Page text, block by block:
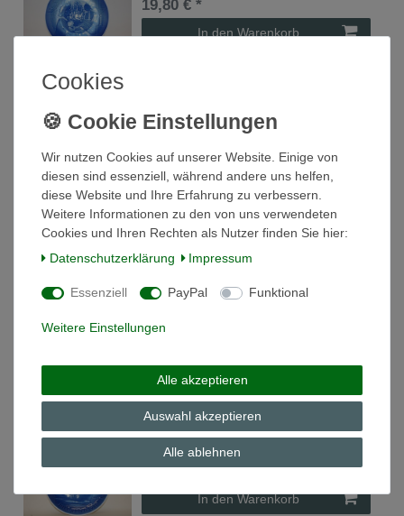
19,80 € *
In den Warenkorb
Sammelteller Jule Aften 1972 Bing & Gröndahl
19,80 € *
In den Warenkorb
*inkl. ges. MwSt. zzgl.Versandkosten
*inkl. ges. MwSt.zzgl.Versandkosten
Sammelteller Jule Aften 1976 Bing & Gröndahl
19,80 € *
In den Warenkorb
Cookies
Wir nutzen Cookies auf unserer Website. Einige von
diesen sind essenziell, während andere uns helfen,
diese Website und Ihre Erfahrung zu verbessern.
Weitere Informationen zu den von uns verwendeten
Cookies und Ihren Rechten als Nutzer finden Sie hier:
Daten­schutz­erklärung
Impressum
Essenziell PayPal Funktional
Weitere Einstellungen
Alle akzeptieren
Auswahl akzeptieren
Alle ablehnen